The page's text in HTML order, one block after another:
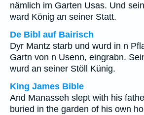
nämlich im Garten Usas. Und
ward König an seiner Statt.
De Bibl auf Bairisch
Dyr Mantz starb und wurd in n
Gartn von n Usenn, eingrabn.
wurd an seiner Stöll Künig.
King James Bible
And Manasseh slept with his
buried in the garden of his own